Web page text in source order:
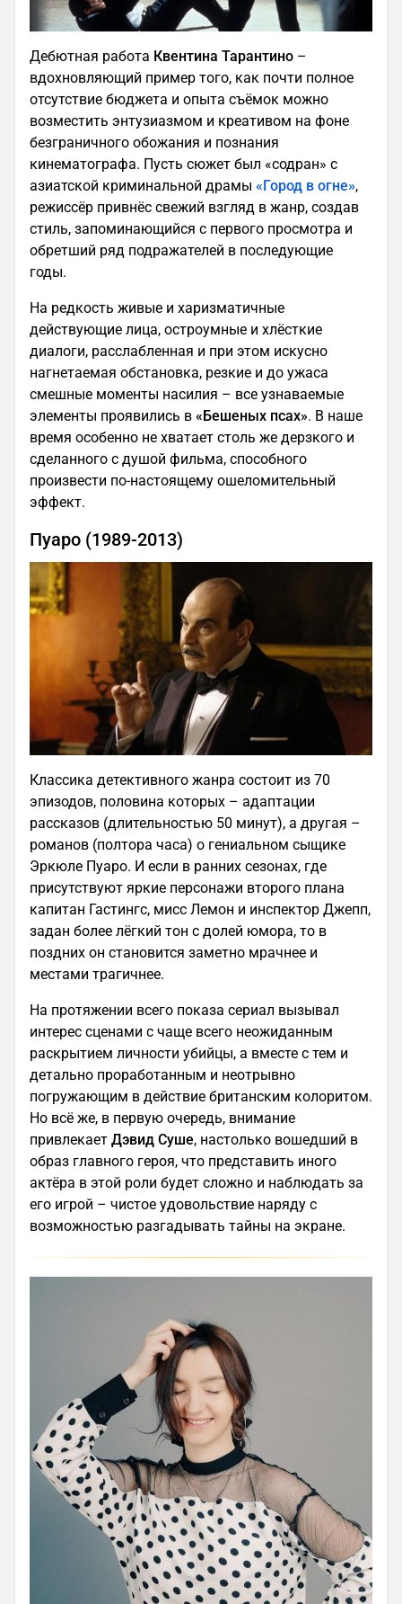
Дебютная работа Квентина Тарантино –
вдохновляющий пример того, как почти полное
отсутствие бюджета и опыта съёмок можно
возместить энтузиазмом и креативом на фоне
безграничного обожания и познания
кинематографа. Пусть сюжет был «содран» с
азиатской криминальной драмы «Город в огне»,
режиссёр привнёс свежий взгляд в жанр, создав
стиль, запоминающийся с первого просмотра и
обретший ряд подражателей в последующие
годы.
На редкость живые и харизматичные
действующие лица, остроумные и хлёсткие
диалоги, расслабленная и при этом искусно
нагнетаемая обстановка, резкие и до ужаса
смешные моменты насилия – все узнаваемые
элементы проявились в «Бешеных псах». В наше
время особенно не хватает столь же дерзкого и
сделанного с душой фильма, способного
произвести по-настоящему ошеломительный
эффект.
Пуаро (1989-2013)
Классика детективного жанра состоит из 70
эпизодов, половина которых – адаптации
рассказов (длительностью 50 минут), а другая –
романов (полтора часа) о гениальном сыщике
Эркюле Пуаро. И если в ранних сезонах, где
присутствуют яркие персонажи второго плана
капитан Гастингс, мисс Лемон и инспектор Джепп,
задан более лёгкий тон с долей юмора, то в
поздних он становится заметно мрачнее и
местами трагичнее.
На протяжении всего показа сериал вызывал
интерес сценами с чаще всего неожиданным
раскрытием личности убийцы, а вместе с тем и
детально проработанным и неотрывно
погружающим в действие британским колоритом.
Но всё же, в первую очередь, внимание
привлекает Дэвид Суше, настолько вошедший в
образ главного героя, что представить иного
актёра в этой роли будет сложно и наблюдать за
его игрой – чистое удовольствие наряду с
возможностью разгадывать тайны на экране.